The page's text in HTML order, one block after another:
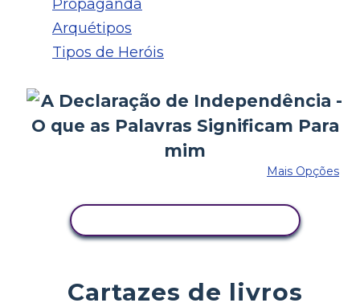
Propaganda
Arquétipos
Tipos de Heróis
Mais Opções
Cartazes de livros